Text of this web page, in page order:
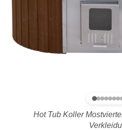
Hot Tub Koller